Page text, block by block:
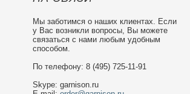
Мы заботимся о наших клиентах. Если
у Вас возникли вопросы, Вы можете
связаться с нами любым удобным
способом.
По телефону: 8 (495) 725-11-91
Skype: garnison.ru